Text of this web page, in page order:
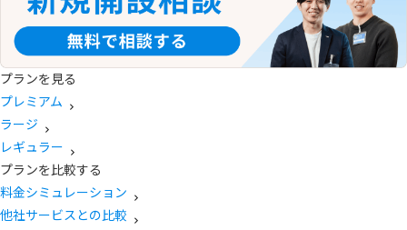
プランを見る
プレミアム
ラージ
レギュラー
プランを比較する
料金シミュレーション
他社サービスとの比較